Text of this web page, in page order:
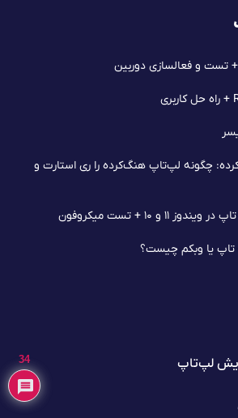
تست و فعالسازی دوربین
چگونه لپ‌تاپ هنگ‌کرده را ری استارت و
و ۱۰ + تست میکروفون
تاپ یا وبکم چیست؟
لپ‌تاپ 34